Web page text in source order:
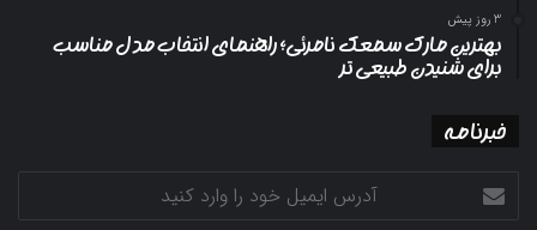
3 روز پیش
بهترین مارک سمعک نامرئی؛ راهنمای انتخاب مدل مناسب
برای شنیدن طبیعی تر
خبرنامه
آدرس
ایمیل